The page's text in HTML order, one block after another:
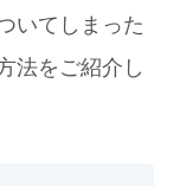
いてしまった
法をご紹介し